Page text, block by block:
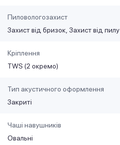
Пиловологозахист
Захист від бризок Захист від пилу
Кріплення
TWS (2 окремо)
Тип акустичного оформлення
Закриті
Чаші навушників
Овальні